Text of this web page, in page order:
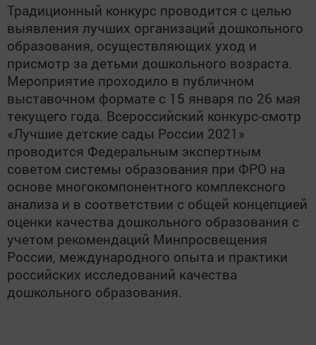
Традиционный конкурс проводится с целью
выявления лучших организаций дошкольного
образования, осуществляющих уход и
присмотр за детьми дошкольного возраста.
Мероприятие проходило в публичном
выставочном формате с 15 января по 26 мая
текущего года. Всероссийский конкурс-смотр
«Лучшие детские сады России 2021»
проводится Федеральным экспертным
советом системы образования при ФРО на
основе многокомпонентного комплексного
анализа и в соответствии с общей концепцией
оценки качества дошкольного образования с
учетом рекомендаций Минпросвещения
России, международного опыта и практики
российских исследований качества
дошкольного образования.